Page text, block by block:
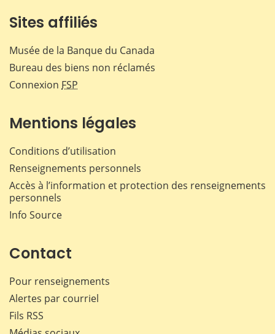
Sites affiliés
Musée de la Banque du Canada
Bureau des biens non réclamés
Connexion FSP
Mentions légales
Conditions d’utilisation
Renseignements personnels
Accès à l’information et protection des renseignements
personnels
Info Source
Contact
Pour renseignements
Alertes par courriel
Fils RSS